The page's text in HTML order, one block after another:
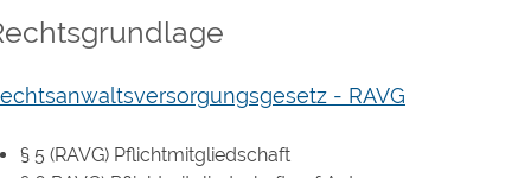
- RAVG
§ 5 (RAVG)Pflichtmitgliedschaft